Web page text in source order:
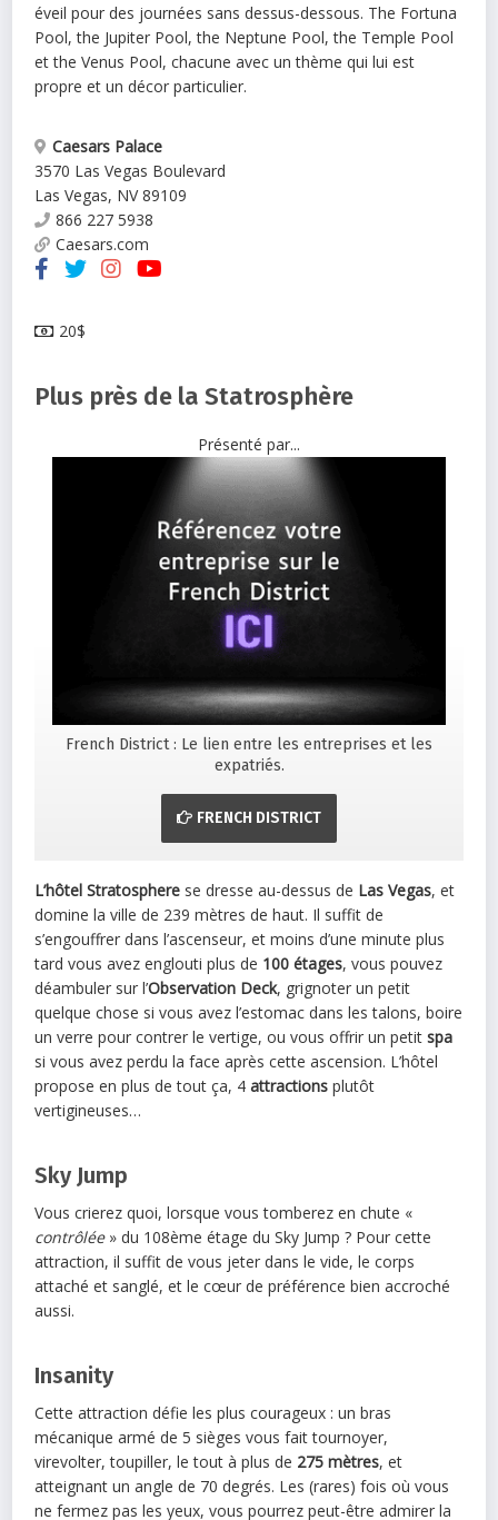
éveil pour des journées sans dessus-dessous. The Fortuna
Pool, the Jupiter Pool, the Neptune Pool, the Temple Pool
et the Venus Pool, chacune avec un thème qui lui est
propre et un décor particulier.
Caesars Palace
3570 Las Vegas Boulevard
Las Vegas, NV 89109
866 227 5938
Caesars.com
20$
Plus près de la Statrosphère
Présenté par...
French District : Le lien entre les entreprises et les
expatriés.
FRENCH DISTRICT
L’hôtel Stratosphere se dresse au-dessus de Las Vegas, et
domine la ville de 239 mètres de haut. Il suffit de
s’engouffrer dans l’ascenseur, et moins d’une minute plus
tard vous avez englouti plus de 100 étages, vous pouvez
déambuler sur l’Observation Deck, grignoter un petit
quelque chose si vous avez l’estomac dans les talons, boire
un verre pour contrer le vertige, ou vous offrir un petitspa
si vous avez perdu la face après cette ascension. L’hôtel
propose en plus de tout ça, 4 attractions plutôt
vertigineuses…
Sky Jump
Vous crierez quoi, lorsque vous tomberez en chute «
contrôlée» du 108ème étage du Sky Jump ? Pour cette
attraction, il suffit de vous jeter dans le vide, le corps
attaché et sanglé, et le cœur de préférence bien accroché
aussi.
Insanity
Cette attraction défie les plus courageux : un bras
mécanique armé de 5 sièges vous fait tournoyer,
virevolter, toupiller, le tout à plus de 275 mètres, et
atteignant un angle de 70 degrés. Les (rares) fois où vous
ne fermez pas les yeux, vous pourrez peut-être admirer la